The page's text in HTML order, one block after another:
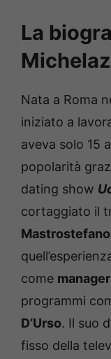
La
Nata a Roma
iniziato a
aveva solo 15
popolarità
dating show
cortaggiato il
Mastrostefano
come manager
programmi
D’Urso. Il suo
fisso della